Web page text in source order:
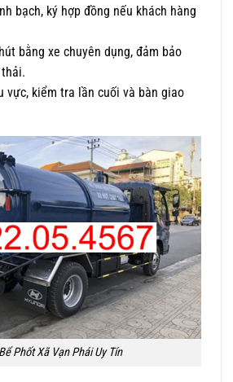
bạch, ký hợp đồng nếu khách hàng
bằng xe chuyên dụng, đảm bảo
vực, kiểm tra lần cuối và bàn giao
Phốt Xã Vạn Phái Uy Tín